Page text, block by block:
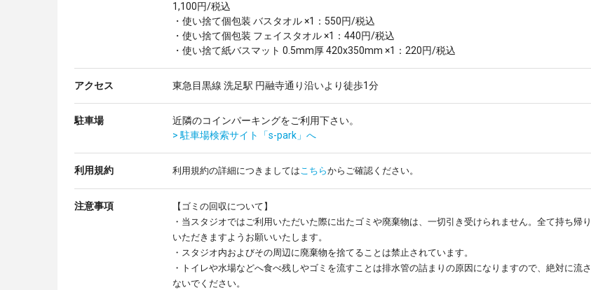
1,100円/税込
・使い捨て個包装 バスタオル ×1：550円/税込
・使い捨て個包装 フェイスタオル ×1：440円/税込
・使い捨て紙バスマット 0.5mm厚 420x350mm ×1：220円/税込
アクセス 東急目黒線 洗足駅 円融寺通り沿いより徒歩1分
駐車場
近隣のコインパーキングをご利用下さい。
> 駐車場検索サイト「s-park」へ
利用規約 利用規約の詳細につきましてはこちらからご確認ください。
注意事項
【ゴミの回収について】
・当スタジオではご利用いただいた際に出たゴミや廃棄物は、一切引き受けられません。全て持ち帰り
いただきますようお願いいたします。
・スタジオ内およびその周辺に廃棄物を捨てることは禁止されています。
・トイレや水場などへ食べ残しやゴミを流すことは排水管の詰まりの原因になりますので、絶対に流さ
ないでください。